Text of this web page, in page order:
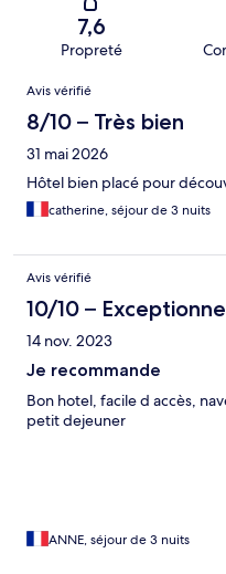
7,6
Propreté
Avis
Avis vérifié
8/10 – Très bien
31 mai 2026
Hôtel bien placé pour
catherine, séjour de 3 nuits
Avis vérifié
10/10 –
14 nov. 2023
Je recommande
Bon hotel, facile d accès,
petit dejeuner
ANNE, séjour de 3 nuits